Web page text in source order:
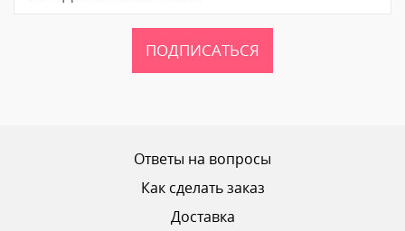
ОТПРАВИТЬ ОТЗЫВ
ПОДПИСАТЬСЯ
Ответы на вопросы
Как сделать заказ
Доставка